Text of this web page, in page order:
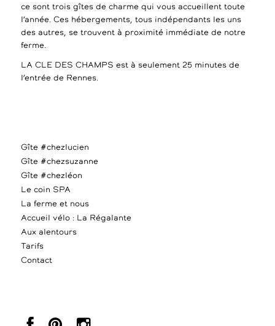
ce sont trois gîtes de charme qui vous accueillent toute
l’année. Ces hébergements, tous indépendants les uns
des autres, se trouvent à proximité immédiate de notre
ferme.
LA CLE DES CHAMPS est à seulement 25 minutes de
l’entrée de Rennes.
Gîte #chezlucien
Gîte #chezsuzanne
Gîte #chezléon
Le coin SPA
La ferme et nous
Accueil vélo : La Régalante
Aux alentours
Tarifs
Contact